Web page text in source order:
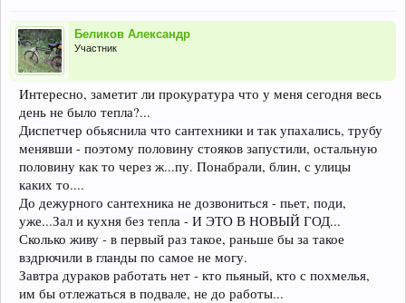
Беликов Александр
Участник
Интересно, заметит ли прокуратура что у меня сегодня весь
день не было тепла?...
Диспетчер обьяснила что сантехники и так упахались, трубу
менявши - поэтому половину стояков запустили, остальную
половину как то через ж...пу. Понабрали, блин, с улицы
каких то....
До дежурного сантехника не дозвониться - пьет, поди,
уже...Зал и кухня без тепла - И ЭТО В НОВЫЙ ГОД...
Сколько живу - в первый раз такое, раньше бы за такое
вздрючили в гланды по самое не могу.
Завтра дураков работать нет - кто пьяный, кто с похмелья,
им бы отлежаться в подвале, не до работы...